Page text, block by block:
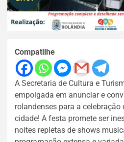
Compatilhe
A Secretaria de Cultura e
empolgada em anunciar e
rolandenses para a celebração
cidade! A festa promete ser
noites repletas de shows